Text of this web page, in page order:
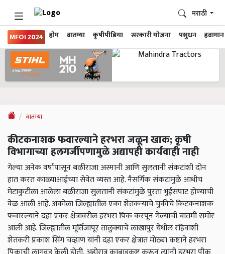
MFOI 2024 होम बातम्या कृषीपीडिया सरकारी योजना पशुधन हवामान
मराठी
बातम्या
कीटकनाशक फवारल्याने हरभरा जळून खाक; कृषी
विभागाच्या हलगर्जीपणामुळे अद्यापही कार्यवाही नाही
गेल्या अनेक वर्षापासून बळीराजा अस्मानी आणि सुलतानी संकटांशी दोन
हात करत काळ्याआईच्या सेवेत व्यस्त आहे. नैसर्गिक संकटांमुळे आधीच
मेटाकुटीला आलेला बळीराजा सुलतानी संकटांमुळे पुरता भुईसपाट होण्याची
वेळ आली आहे. अकोला जिल्ह्यातील एका शेतकऱ्याचे चुकीचे किटकनाशक
फवारल्याने दहा एकर क्षेत्रावरील हरभरा पिक करपून गेल्याची बातमी समोर
आली आहे. जिल्ह्यातील मूर्तिजापूर तालुक्याचे लाखापुर येथील रहिवाशी
शेतकरी प्रकाश सिंग चव्हाण यांनी दहा एकर क्षेत्रात मोठ्या कष्टाने हरभरा